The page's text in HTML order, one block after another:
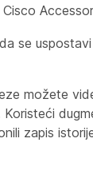
se
možete
zapis